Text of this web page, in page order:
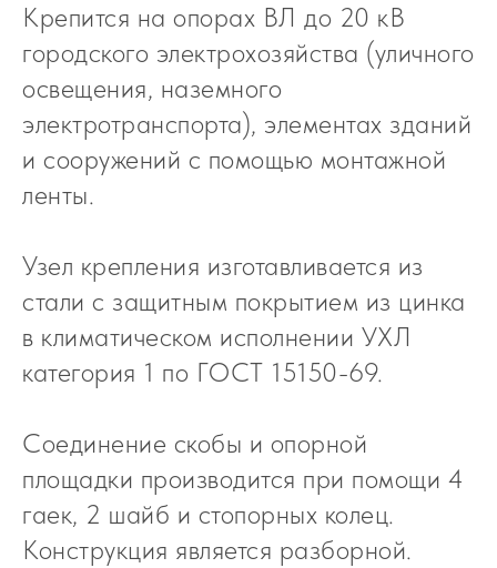
Крепится на опорах ВЛ до 20 кВ
городского электрохозяйства (уличного
освещения, наземного
электротранспорта), элементах зданий
и сооружений с помощью монтажной
ленты.
Узел крепления изготавливается из
стали с защитным покрытием из цинка
в климатическом исполнении УХЛ
категория 1 по ГОСТ 15150-69.
Соединение скобы и опорной
площадки производится при помощи 4
гаек, 2 шайб и стопорных колец.
Конструкция является разборной.